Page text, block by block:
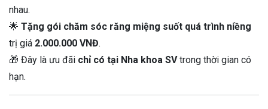
nhau.
🌟 Tặng gói chăm sóc răng miệng suốt quá trình niềng
trị giá 2.000.000 VNĐ.
🎁 Đây là ưu đãi chỉ có tại Nha khoa SVtrong thời gian có
hạn.